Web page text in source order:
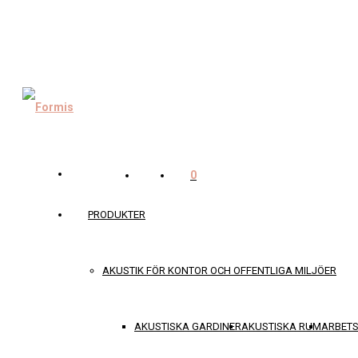
PRODUKTER
AKUSTIK FÖR KONTOR OCH OFFENTLIGA MILJÖER
AKUSTISKA GARDINERAKUSTISKA RUM
0